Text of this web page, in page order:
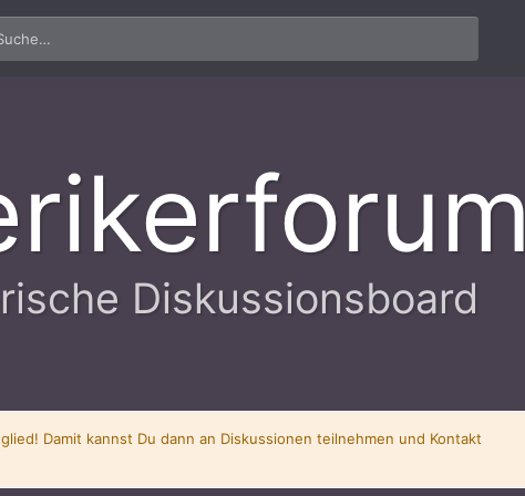
Diskussionsboard
Damit kannst Du dann an Diskussionen teilnehmen und Kontakt